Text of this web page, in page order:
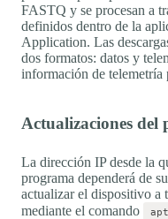
FASTQ y se procesan a
definidos dentro de la
Application. Las
dos formatos: datos y
información de telemetría
Actualizaciones del
La dirección IP desde la
programa dependerá de
actualizar el dispositivo a
mediante el comando
apt